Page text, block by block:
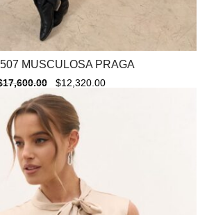
MUSCULOSA PRAGA
17,600.00 $12,320.00